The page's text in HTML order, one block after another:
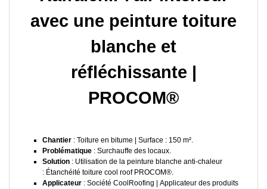
avec une peinture toiture
blanche et
réfléchissante |
PROCOM®
Chantier : Toiture en bitume | Surface : 150 m².
Problématique : Surchauffe des locaux.
Solution : Utilisation de la peinture blanche anti-chaleur
: Étanchéité toiture cool roof PROCOM®.
Applicateur : Société CoolRoofing | Applicateur des produits